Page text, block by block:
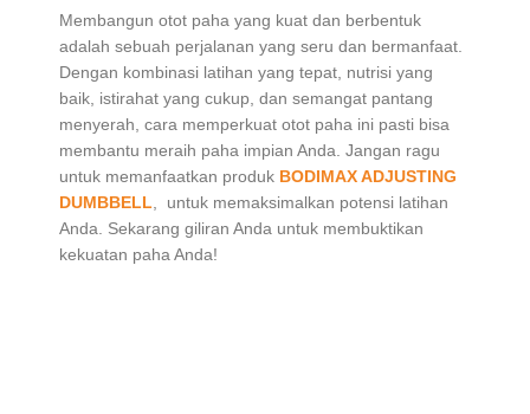
Membangun otot paha yang kuat dan berbentuk
adalah sebuah perjalanan yang seru dan bermanfaat.
Dengan kombinasi latihan yang tepat, nutrisi yang
baik, istirahat yang cukup, dan semangat pantang
menyerah, cara memperkuat otot paha ini pasti bisa
membantu meraih paha impian Anda. Jangan ragu
untuk memanfaatkan produk BODIMAX ADJUSTING
DUMBBELL , untuk memaksimalkan potensi latihan
Anda. Sekarang giliran Anda untuk membuktikan
kekuatan paha Anda!